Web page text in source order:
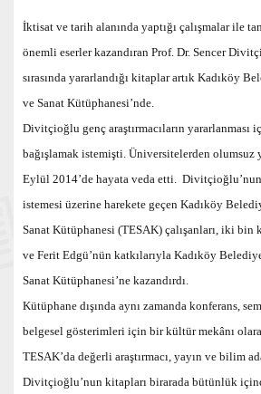
İktisat ve tarih alanında yaptığı çalışmalar ile
önemli eserler kazandıran Prof. Dr. Sencer
sırasında yararlandığı kitaplar artık Kadıköy
ve Sanat Kütüphanesi’nde.
Divitçioğlu genç araştırmacıların yararlanması
bağışlamak istemişti. Üniversitelerden
Eylül 2014’de hayata veda etti. Divitçioğlu’nun
istemesi üzerine harekete geçen Kadıköy
Sanat Kütüphanesi (TESAK) çalışanları, iki bin
ve Ferit Edgü’nün katkılarıyla Kadıköy
Sanat Kütüphanesi’ne kazandırdı.
Kütüphane dışında aynı zamanda konferans,
belgesel gösterimleri için bir kültür mekânı
TESAK’da değerli araştırmacı, yayın ve bilim
Divitçioğlu’nun kitapları birarada bütünlük